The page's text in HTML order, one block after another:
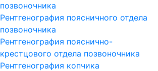
позвоночника
Рентгенография поясничного отдела
позвоночника
Рентгенография пояснично-
крестцового отдела позвоночника
Рентгенография копчика